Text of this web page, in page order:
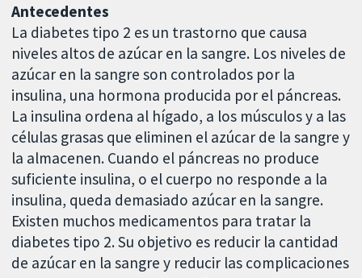
Antecedentes
La diabetes tipo 2 es un trastorno que causa
niveles altos de azúcar en la sangre. Los niveles de
azúcar en la sangre son controlados por la
insulina, una hormona producida por el páncreas.
La insulina ordena al hígado, a los músculos y a las
células grasas que eliminen el azúcar de la sangre y
la almacenen. Cuando el páncreas no produce
suficiente insulina, o el cuerpo no responde a la
insulina, queda demasiado azúcar en la sangre.
Existen muchos medicamentos para tratar la
diabetes tipo 2. Su objetivo es reducir la cantidad
de azúcar en la sangre y reducir las complicaciones